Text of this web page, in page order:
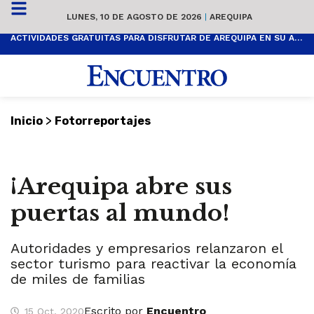
LUNES, 10 DE AGOSTO DE 2026 | AREQUIPA
ACTIVIDADES GRATUITAS PARA DISFRUTAR DE AREQUIPA EN SU ANIVERSARIO
Inicio > Fotorreportajes
¡Arequipa abre sus
puertas al mundo!
Autoridades y empresarios relanzaron el
sector turismo para reactivar la economía
de miles de familias
15 Oct, 2020Escrito por Encuentro